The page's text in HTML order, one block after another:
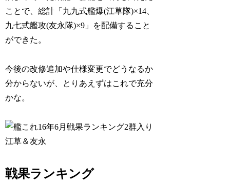
ことで、総計「九九式艦爆(江草隊)×14、
九七式艦攻(友永隊)×9」を配備すること
ができた。
今後の改修追加や仕様変更でどうなるか
分からないが、とりあえずはこれで充分
かな。
戦果ランキング